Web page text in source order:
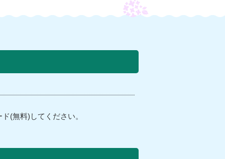
(無料)してください。